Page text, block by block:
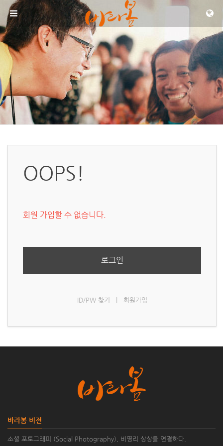
메뉴 건너뛰기
OOPS!
회원 가입할 수 없습니다.
로그인
ID/PW 찾기 회원가입
바라봄 비전
소셜 포토그래피 (Social Photography), 비영리 상상을 연결하다.